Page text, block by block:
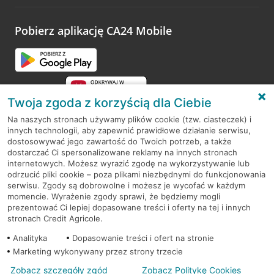
opinie.
Pobierz aplikację CA24 Mobile
RODO
Regulamin serwisu
Mapa serwisu
PolitykaCookies
Twoja zgoda z korzyścią dla Ciebie
Na naszych stronach używamy plików cookie (tzw. ciasteczek) i
innych technologii, aby zapewnić prawidłowe działanie serwisu,
dostosowywać jego zawartość do Twoich potrzeb, a także
dostarczać Ci spersonalizowane reklamy na innych stronach
internetowych. Możesz wyrazić zgodę na wykorzystywanie lub
odrzucić pliki cookie – poza plikami niezbędnymi do funkcjonowania
serwisu. Zgody są dobrowolne i możesz je wycofać w każdym
momencie. Wyrażenie zgody sprawi, że będziemy mogli
prezentować Ci lepiej dopasowane treści i oferty na tej i innych
stronach Credit Agricole.
Analityka
Dopasowanie treści i ofert na stronie
Marketing wykonywany przez strony trzecie
Zobacz szczegóły zgód Zobacz Politykę Cookies